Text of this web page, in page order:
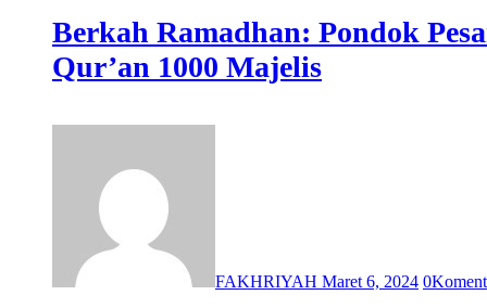
Berkah Ramadhan: Pondok
Qur’an 1000 Majelis
FAKHRIYAH Maret 6, 2024 0